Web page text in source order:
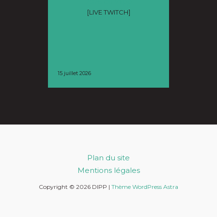
[LIVE TWITCH]
15 juillet 2026
Plan du site
Mentions légales
Copyright © 2026 DIPP | Thème WordPress Astra